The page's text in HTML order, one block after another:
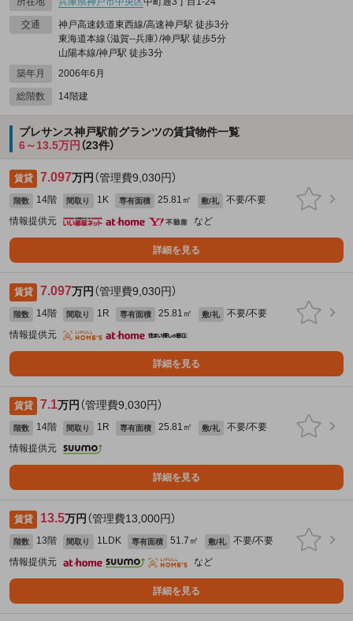
交通
神戸高速鉄道東西線/高速神戸駅 徒歩3分
東海道本線（滋賀--兵庫）/神戸駅 徒歩5分
山陽本線/神戸駅 徒歩3分
築年月
2006年6月
総階数 14階建
プレサンス神戸駅前グランツの賃貸物件一覧
6～13.5万円 （23件）
賃貸 7.097万円 （管理費9,030円）
階数 14階 間取り 1K 専有面積 25.81㎡ 敷/礼
不要/不要
情報提供元
など
詳細を見る
賃貸 7.097万円 （管理費9,030円）
階数 14階 間取り 1R 専有面積 25.81㎡ 敷/礼
不要/不要
情報提供元
詳細を見る
賃貸 7.1万円 （管理費9,030円）
階数 14階 間取り 1R 専有面積 25.81㎡ 敷/礼
不要/不要
情報提供元
詳細を見る
賃貸 13.5万円 （管理費13,000円）
階数 13階 間取り 1LDK 専有面積 51.7㎡ 敷/礼
不要/不要
情報提供元
など
詳細を見る